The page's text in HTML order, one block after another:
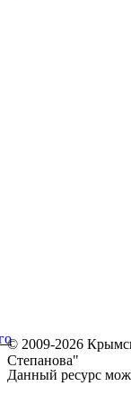
© 2009-2026
Степанова"
Данный ресурс